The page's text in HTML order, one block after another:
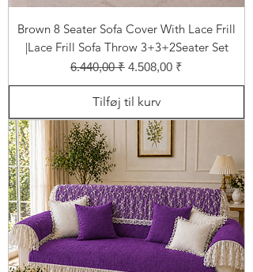
Brown 8 Seater Sofa Cover With Lace Frill
|Lace Frill Sofa Throw 3+3+2Seater Set
Regulær pris
6.440,00 ₹ Salgspris
4.508,00 ₹
Tilføj til kurv